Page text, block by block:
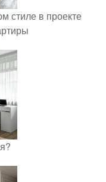
стиле в проекте